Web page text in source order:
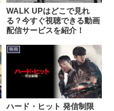
WALK UPはどこで見れ
る？今すぐ視聴できる動画
配信サービスを紹介！
映画
ハード・ヒット 発信制限